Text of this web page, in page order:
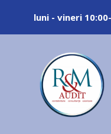
luni - vineri